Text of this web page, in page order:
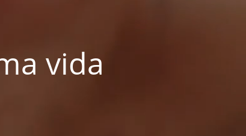
vida